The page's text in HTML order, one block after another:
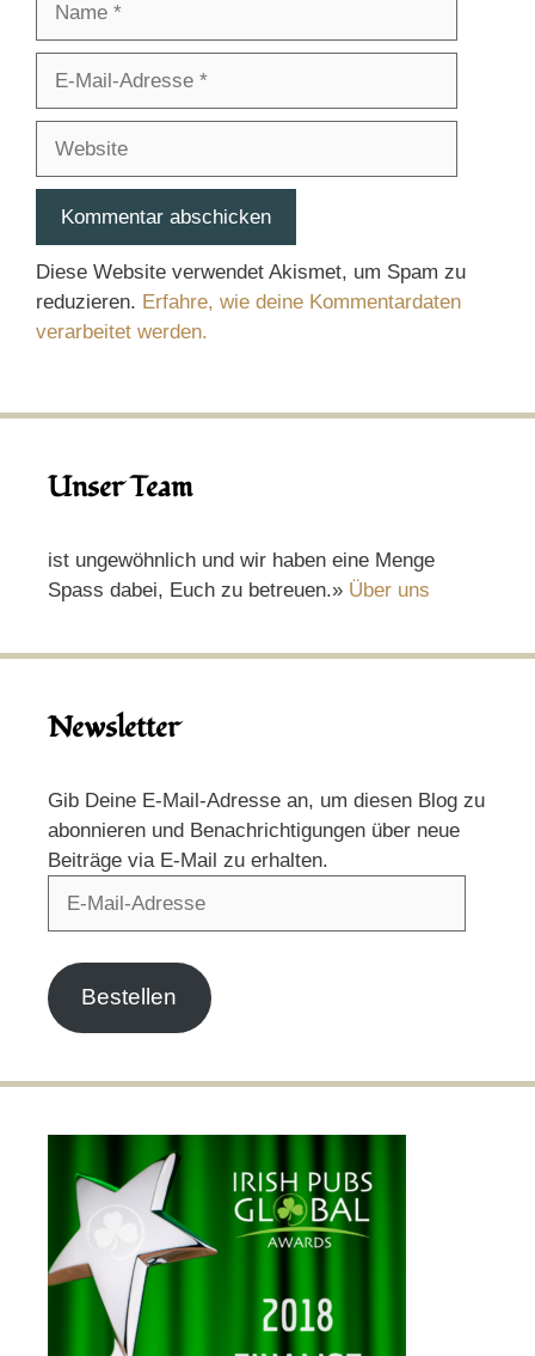
Adresse
Diese Website verwendet Akismet, um Spam zu
reduzieren. Erfahre, wie deine Kommentardaten
verarbeitet werden.
Unser Team
ist ungewöhnlich und wir haben eine Menge
Spass dabei, Euch zu betreuen.» Über uns
Newsletter
Gib Deine E-Mail-Adresse an, um diesen Blog zu
abonnieren und Benachrichtigungen über neue
Beiträge via E-Mail zu erhalten.
Bestellen